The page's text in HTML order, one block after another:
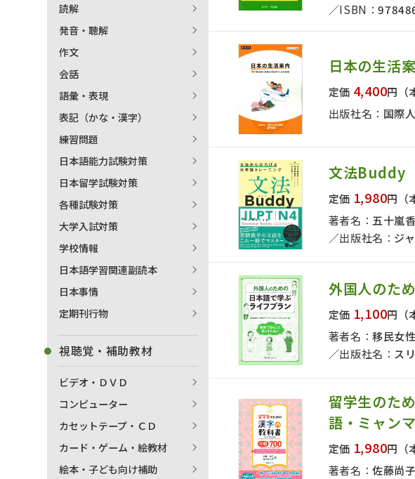
ISBN：
日本の生活
定価 4,400円
出版社名： 国際
文法Buddy
定価 1,980円
著者名：五十嵐
出版社名： ジ
外国人のた
定価 1,100円
著者名：移民女
出版社名： ス
留学生のた
語・ミャン
定価 1,980円
著者名：佐藤尚
読解
発音・聴解
作文
会話
語彙・表現
表記（かな・漢字）
練習問題
日本語能力試験対策
日本留学試験対策
各種試験対策
大学入試対策
学校情報
日本語学習関連副読本
日本事情
定期刊行物
視聴覚・補助教材
ビデオ・ＤＶＤ
コンピューター
カセットテープ・ＣＤ
カード・ゲーム・絵教材
絵本・子ども向け補助